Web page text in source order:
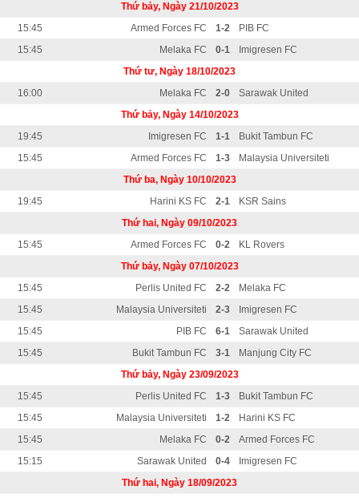
Thứ bảy, Ngày 21/10/2023
15:45
Armed Forces FC 1-2
PIB FC
15:45
Melaka FC 0-1
Imigresen FC
Thứ tư, Ngày 18/10/2023
16:00
Melaka FC 2-0
Sarawak United
Thứ bảy, Ngày 14/10/2023
19:45
Imigresen FC 1-1
Bukit Tambun FC
15:45
Armed Forces FC 1-3
Malaysia Universiteti
Thứ ba, Ngày 10/10/2023
19:45
Harini KS FC 2-1
KSR Sains
Thứ hai, Ngày 09/10/2023
15:45
Armed Forces FC 0-2
KL Rovers
Thứ bảy, Ngày 07/10/2023
15:45
Perlis United FC 2-2
Melaka FC
15:45
Malaysia Universiteti 2-3
Imigresen FC
15:45
PIB FC 6-1
Sarawak United
15:45
Bukit Tambun FC 3-1
Manjung City FC
Thứ bảy, Ngày 23/09/2023
15:45
Perlis United FC 1-3
Bukit Tambun FC
15:45
Malaysia Universiteti 1-2
Harini KS FC
15:45
Melaka FC 0-2
Armed Forces FC
15:15
Sarawak United 0-4
Imigresen FC
Thứ hai, Ngày 18/09/2023